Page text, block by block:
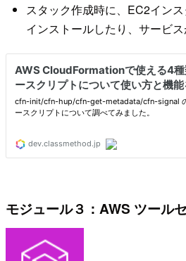
スタック作成時に、EC2イン
インストールしたり、サービ
モジュール３：AWS ツール